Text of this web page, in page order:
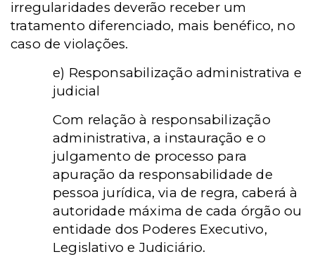
irregularidades deverão receber um
tratamento diferenciado, mais benéfico, no
caso de violações.
e) Responsabilização administrativa e
judicial
Com relação à responsabilização
administrativa, a instauração e o
julgamento de processo para
apuração da responsabilidade de
pessoa jurídica, via de regra, caberá à
autoridade máxima de cada órgão ou
entidade dos Poderes Executivo,
Legislativo e Judiciário.